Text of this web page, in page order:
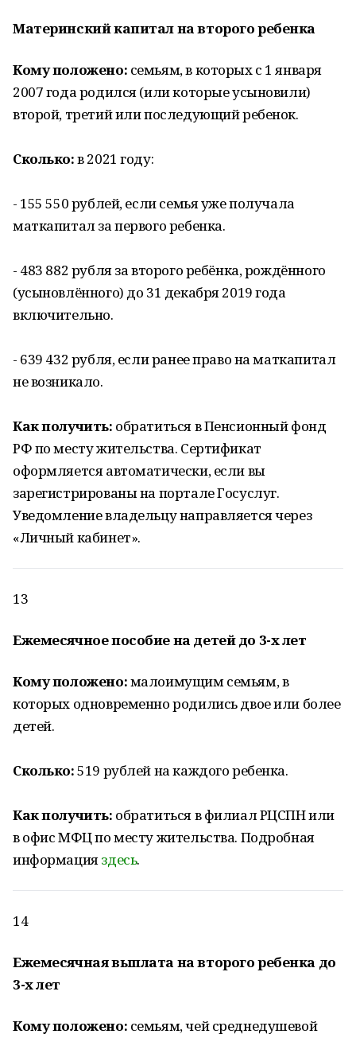
Материнский капитал на второго ребенка
Кому положено: семьям, в которых с 1 января
2007 года родился (или которые усыновили)
второй, третий или последующий ребенок.
Сколько:в 2021 году:
- 155 550 рублей, если семья уже получала
маткапитал за первого ребенка.
- 483 882 рубля за второго ребёнка, рождённого
(усыновлённого) до 31 декабря 2019 года
включительно.
- 639 432 рубля, если ранее право на маткапитал
не возникало.
Как получить: обратиться в Пенсионный фонд
РФ по месту жительства. Сертификат
оформляется автоматически, если вы
зарегистрированы на портале Госуслуг.
Уведомление владельцу направляется через
«Личный кабинет».
13
Ежемесячное пособие на детей до 3-х лет
Кому положено:малоимущим семьям, в
которых одновременно родились двое или более
детей.
Сколько:519 рублей на каждого ребенка.
Как получить: обратиться в филиал РЦСПН или
в офис МФЦ по месту жительства. Подробная
информацияздесь.
14
Ежемесячная выплата на второго ребенка до
3-х лет
Кому положено: семьям, чей среднедушевой